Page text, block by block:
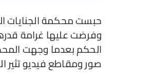
حبست محكمة الجنايات
وفرضت عليها غرامة
الحكم بعدما وجهت
صور ومقاطع فيديو تثير